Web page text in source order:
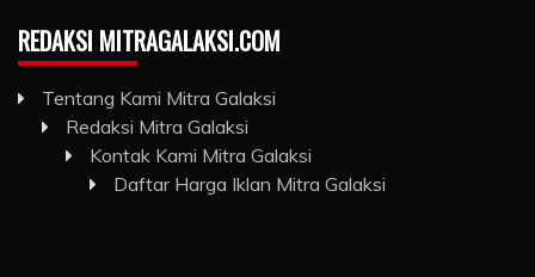
REDAKSI MITRAGALAKSI.COM
Tentang Kami Mitra Galaksi
Redaksi Mitra Galaksi
Kontak Kami Mitra Galaksi
Daftar Harga Iklan Mitra Galaksi